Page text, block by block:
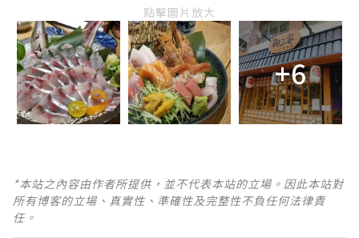
點擊圖片放大
+6
*本站之內容由作者所提供，並不代表本站的立場。因此本站對
所有博客的立場、真實性、準確性及完整性不負任何法律責
任。